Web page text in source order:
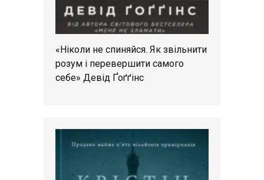
«Ніколи не спиняйся. Як звільнити
розум і перевершити самого
себе» Девід Ґоґґінс